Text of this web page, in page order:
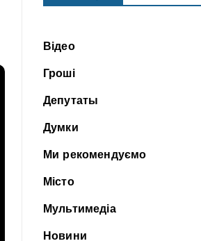
Відео
Гроші
Депутаты
Думки
Ми рекомендуємо
Місто
Мультимедіа
Новини